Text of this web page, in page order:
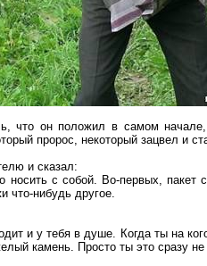
что он положил в самом начале,
пророс, некоторый зацвел и
и сказал:
носить с собой. Во-первых,
что-нибудь другое.
и у тебя в душе. Когда ты на
камень. Просто ты это сразу